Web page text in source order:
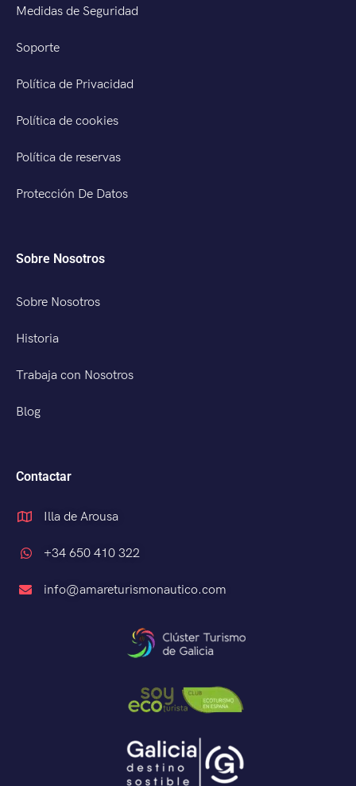
Medidas de Seguridad
Soporte
Política de Privacidad
Política de cookies
Política de reservas
Protección De Datos
Sobre Nosotros
Sobre Nosotros
Historia
Trabaja con Nosotros
Blog
Contactar
Illa de Arousa
+34 650 410 322
info@amareturismonautico.com